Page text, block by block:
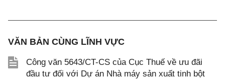
VĂN BẢN CÙNG LĨNH VỰC
Công văn 5643/CT-CS của Cục Thuế về ưu đãi
đầu tư đối với Dự án Nhà máy sản xuất tinh bột